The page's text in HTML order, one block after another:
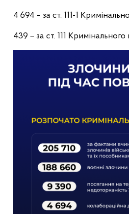
4 694 – за ст. 111-1
439 – за ст. 111